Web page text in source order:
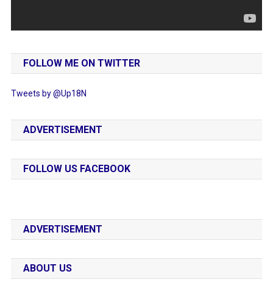
FOLLOW ME ON TWITTER
Tweets by @Up18N
ADVERTISEMENT
FOLLOW US FACEBOOK
ADVERTISEMENT
ABOUT US